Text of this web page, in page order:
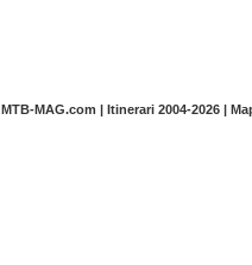
MTB-MAG.com | Itinerari 2004-2026 |